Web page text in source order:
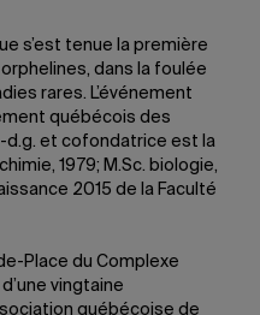
s’est tenue la première
dans la foulée
rares. L’événement
québécois des
d.g. et cofondatrice est la
1979; M.Sc. biologie,
2015 de la Faculté
Place du Complexe
vingtaine
québécoise de